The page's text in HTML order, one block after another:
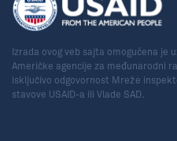
Izrada ovog veb sajta omogućena je
Američke agencije za međunarodni
isključivo odgovornost Mreže
stavove USAID-a ili Vlade SAD.